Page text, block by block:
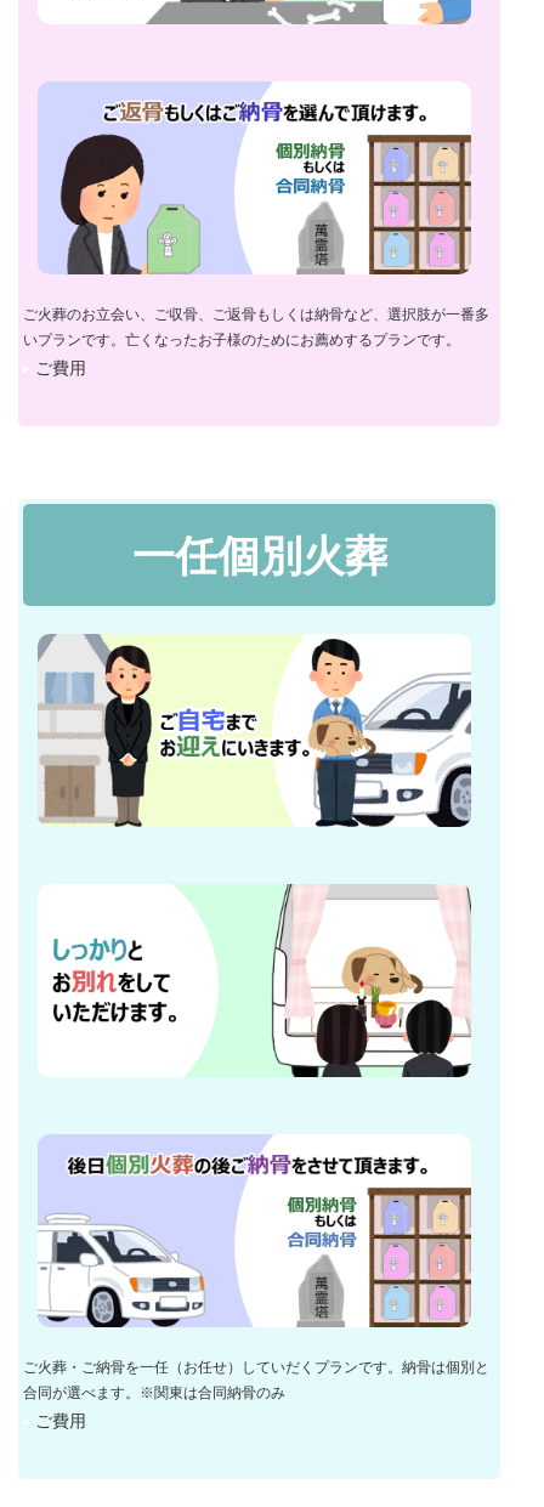
ご火葬のお立会い、ご収骨、ご返骨もしくは納骨など、選択肢が一番多
いプランです。亡くなったお子様のためにお薦めするプランです。
ご費用
一任個別火葬
ご火葬・ご納骨を一任（お任せ）していだくプランです。納骨は個別と
合同が選べます。※関東は合同納骨のみ
ご費用